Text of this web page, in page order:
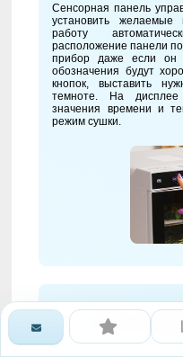
Сенсорная панель
установить
работу
расположение панели
прибор даже если он
обозначения будут
кнопок, выставить
темноте. На дисплее
значения времени и
режим сушки.
Книга
В комплект